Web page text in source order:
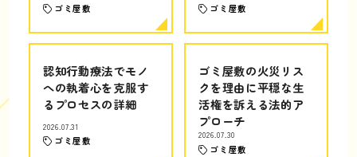
ゴミ屋敷 ゴミ屋敷
認知行動療法でモノ
への執着心を克服す
るプロセスの詳細
2026.07.31
ゴミ屋敷
ゴミ屋敷の火災リス
クを理由に平穏な生
活権を訴える法的ア
プローチ
2026.07.30
ゴミ屋敷